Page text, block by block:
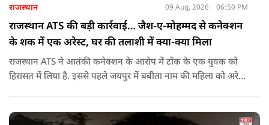
राजस्थान 09 Aug, 2026 06:50 PM
राजस्थान ATS की बड़ी कार्रवाई… जैश-ए-मोहम्मद से कनेक्शन
के शक में एक अरेस्ट, घर की तलाशी में क्या-क्या मिला
राजस्थान ATS ने आतंकी कनेक्शन के आरोप में टोंक के एक युवक को
हिरासत में लिया है. इससे पहले जयपुर में बबीता नाम की महिला को अरेस्ट